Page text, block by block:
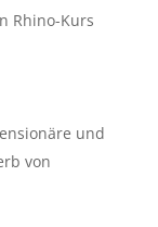
Rhino-Kurs
und
von